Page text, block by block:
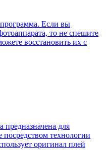
программа. Если вы
то не спешите
восстановить их с
предназначена для
технологии
оригинал плей